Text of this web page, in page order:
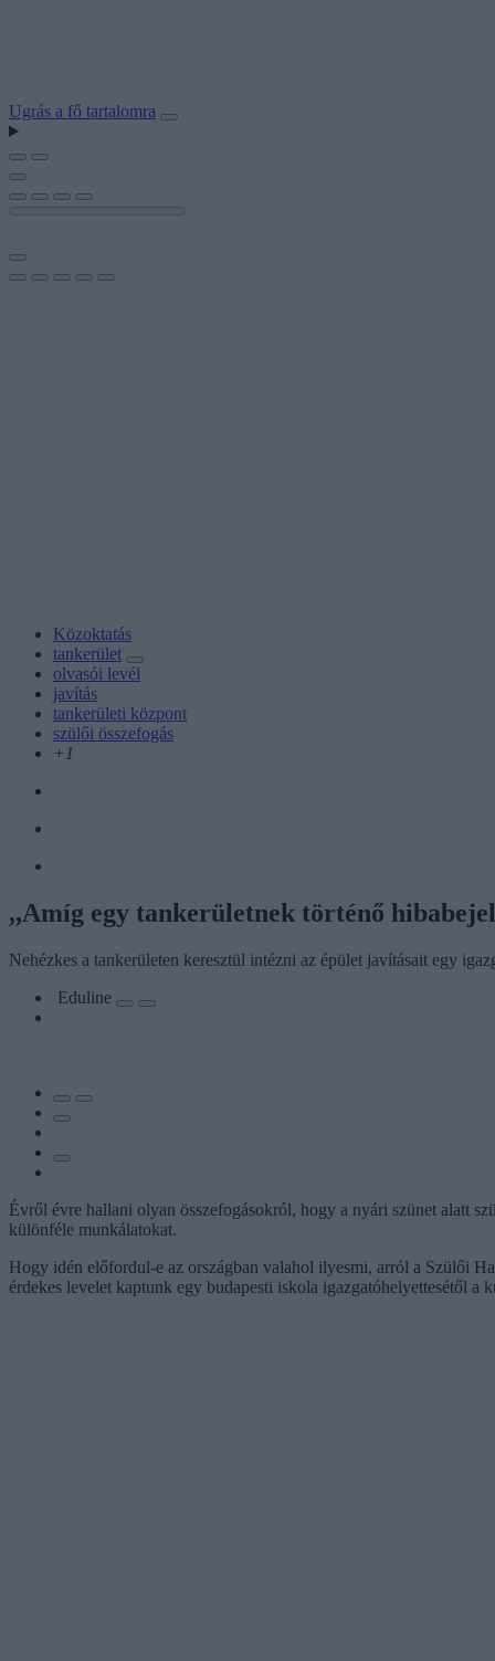
Ugrás a fő tartalomra
Közoktatás
tankerület
olvasói levél
javítás
tankerületi központ
szülői összefogás
+1
,,Amíg egy tankerületnek történő
Nehézkes a tankerületen keresztül intézni az épület javításait egy
Eduline
Évről évre hallani olyan összefogásokról, hogy a nyári szünet alatt
különféle munkálatokat.
Hogy idén előfordul-e az országban valahol ilyesmi, arról a Szülői
érdekes levelet kaptunk egy budapesti iskola igazgatóhelyettesétől